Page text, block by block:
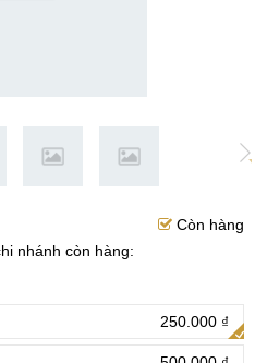
Còn hàng
nhánh còn hàng:
250.000 ₫